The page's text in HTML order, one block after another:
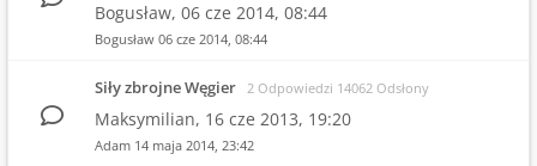
Bogusław, 06 cze 2014, 08:44
Bogusław 06 cze 2014, 08:44
Siły zbrojne Węgier 2 Odpowiedzi 14062 Odsłony
Maksymilian, 16 cze 2013, 19:20
Adam 14 maja 2014, 23:42